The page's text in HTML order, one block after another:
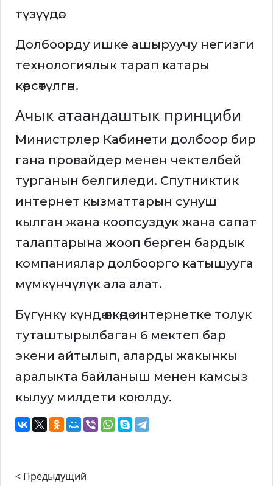
түзүүдө.
Долбоорду ишке ашыруучу негизги
технологиялык тарап катары
көрсөтүлгөн.
Ачык атаандаштык принциби
Министрлер Кабинети долбоор бир
гана провайдер менен чектелбей
турганын белгиледи. Спутниктик
интернет кызматтарын сунуш
кылган жана коопсуздук жана сапат
талаптарына жооп берген бардык
компаниялар долбоорго катышууга
мүмкүнчүлүк ала алат.
Бүгүнкү күндө өлкөдө интернетке толук
туташтырылбаган 6 мектеп бар
экени айтылып, аларды жакынкы
аралыкта байланыш менен камсыз
кылуу милдети коюлду.
< Предыдущий